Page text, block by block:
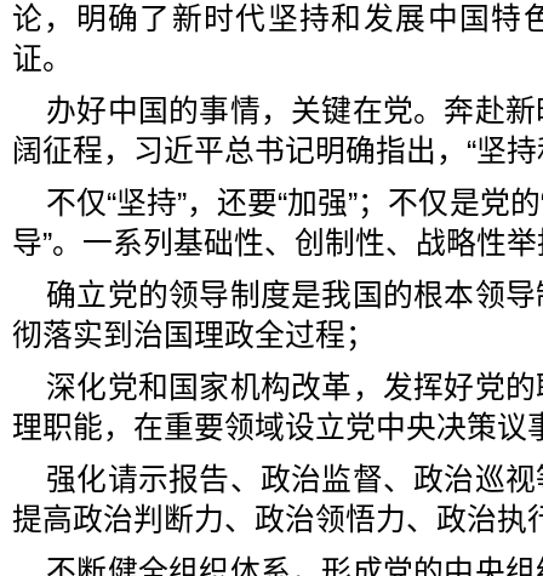
论，明确了新时代坚持和发展中国特
证。
办好中国的事情，关键在党。奔赴
阔征程，习近平总书记明确指出，“坚
不仅“坚持”，还要“加强”；不仅是党
导”。一系列基础性、创制性、战略性
确立党的领导制度是我国的根本领
彻落实到治国理政全过程；
深化党和国家机构改革，发挥好党
理职能，在重要领域设立党中央决策议
强化请示报告、政治监督、政治巡
提高政治判断力、政治领悟力、政治执